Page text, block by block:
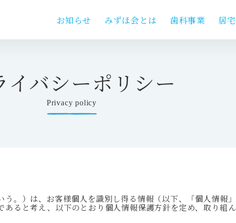
お知らせ みずほ会とは 歯科事業 居
イバシーポリシー
Privacy policy
。）は、お客様個人を識別し得る情報（以下、「個人情報
ると考え、以下のとおり個人情報保護方針を定め、取り組ん